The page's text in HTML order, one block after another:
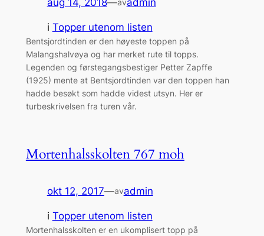
i Topper utenom listen
Bentsjordtinden er den høyeste toppen på
Malangshalvøya og har merket rute til topps.
Legenden og førstegangsbestiger Petter Zapffe
(1925) mente at Bentsjordtinden var den toppen han
hadde besøkt som hadde videst utsyn. Her er
turbeskrivelsen fra turen vår.
Mortenhalsskolten 767 moh
okt 12, 2017—avadmin
i Topper utenom listen
Mortenhalsskolten er en ukomplisert topp på